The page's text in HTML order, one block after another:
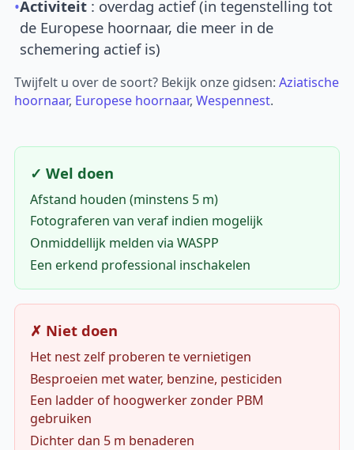
•Activiteit : overdag actief (in tegenstelling tot
de Europese hoornaar, die meer in de
schemering actief is)
Twijfelt u over de soort? Bekijk onze gidsen:Aziatische
hoornaar, Europese hoornaar,Wespennest.
✓ Wel doen
Afstand houden (minstens 5 m)
Fotograferen van veraf indien mogelijk
Onmiddellijk melden via WASPP
Een erkend professional inschakelen
✗ Niet doen
Het nest zelf proberen te vernietigen
Besproeien met water, benzine, pesticiden
Een ladder of hoogwerker zonder PBM
gebruiken
Dichter dan 5 m benaderen